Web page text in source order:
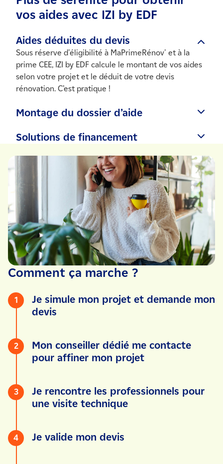
vos aides avec IZI by EDF
Aides déduites du devis
Sous réserve d'éligibilité à MaPrimeRénov' et à la
prime CEE, IZI by EDF calcule le montant de vos aides
selon votre projet et le déduit de votre devis
rénovation. C’est pratique !
Montage du dossier d’aide
d'aides auprès des organismes compétents. Vos
Solutions de financement
financement Domofinance pour régler vos travaux en
Comment ça marche ?
1
Je simule mon projet et demande mon
devis
2
Mon conseiller dédié me contacte
pour affiner mon projet
3
Je rencontre les professionnels pour
une visite technique
4 Je valide mon devis